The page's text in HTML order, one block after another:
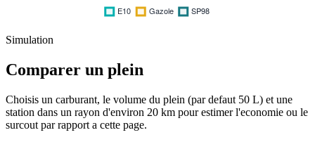
Simulation
Comparer un plein
Choisis un carburant, le volume du plein (par defaut 50 L) et une
station dans un rayon d'environ 20 km pour estimer l'economie ou le
surcout par rapport a cette page.